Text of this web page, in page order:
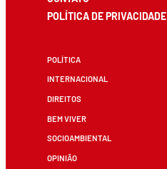
POLÍTICA DE PRIVACIDADE
POLÍTICA
INTERNACIONAL
DIREITOS
BEM VIVER
SOCIOAMBIENTAL
OPINIÃO